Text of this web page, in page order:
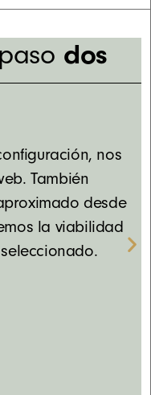
pasodos
nos
También
desde
la viabilidad